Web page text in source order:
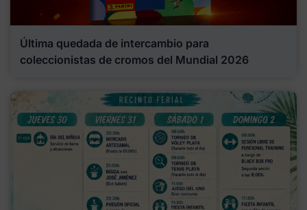
Última quedada de intercambio para
coleccionistas de cromos del Mundial 2026